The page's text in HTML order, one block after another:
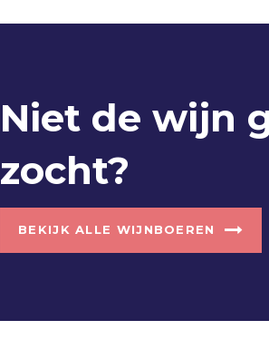
Niet de wijn
zocht?
BEKIJK ALLE WIJNBOEREN